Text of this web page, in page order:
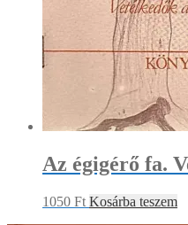
Az égigérő fa.
1050 Ft Kosárba teszem